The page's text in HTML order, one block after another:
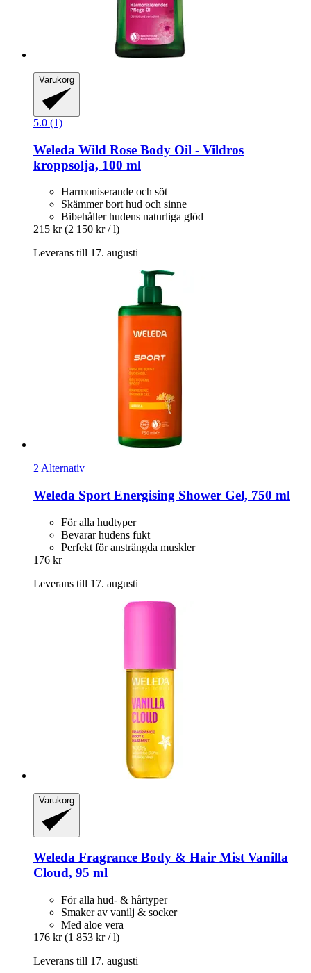
Varukorg
5.0 (1)
Weleda Wild Rose Body Oil -​ Vildros
kroppsolja, 100 ml
Harmoniserande och söt
Skämmer bort hud och sinne
Bibehåller hudens naturliga glöd
215 kr (2 150 kr / l)
Leverans till 17. augusti
2 Alternativ
Weleda Sport Energising Shower Gel, 750 ml
För alla hudtyper
Bevarar hudens fukt
Perfekt för ansträngda muskler
176 kr
Leverans till 17. augusti
Varukorg
Weleda Fragrance Body & Hair Mist Vanilla
Cloud, 95 ml
För alla hud- & hårtyper
Smaker av vanilj & socker
Med aloe vera
176 kr (1 853 kr / l)
Leverans till 17. augusti